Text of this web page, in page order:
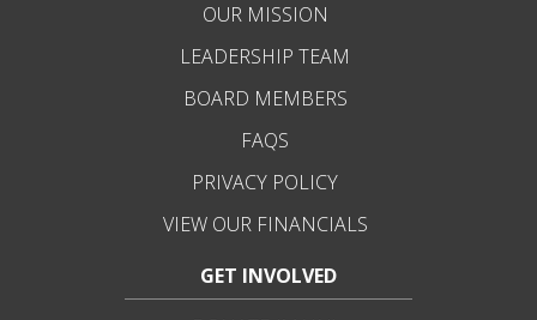
OUR MISSION
LEADERSHIP TEAM
BOARD MEMBERS
FAQS
PRIVACY POLICY
VIEW OUR FINANCIALS
GET INVOLVED